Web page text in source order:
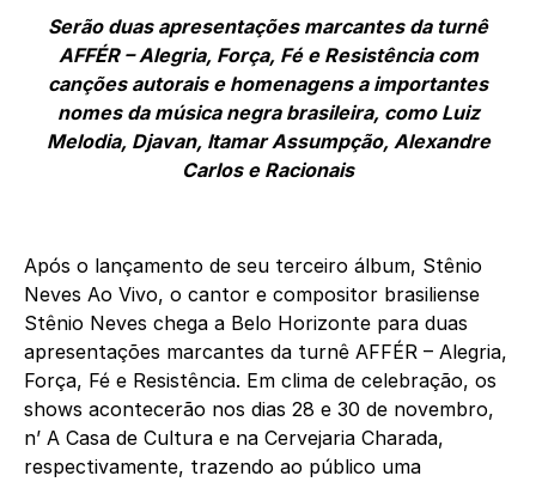
Serão duas apresentações marcantes da turnê
AFFÉR – Alegria, Força, Fé e Resistência com
canções autorais e homenagens a importantes
nomes da música negra brasileira, como Luiz
Melodia, Djavan, Itamar Assumpção, Alexandre
Carlos e Racionais
Após o lançamento de seu terceiro álbum, Stênio
Neves Ao Vivo, o cantor e compositor brasiliense
Stênio Neves chega a Belo Horizonte para duas
apresentações marcantes da turnê AFFÉR – Alegria,
Força, Fé e Resistência. Em clima de celebração, os
shows acontecerão nos dias 28 e 30 de novembro,
n’ A Casa de Cultura e na Cervejaria Charada,
respectivamente, trazendo ao público uma